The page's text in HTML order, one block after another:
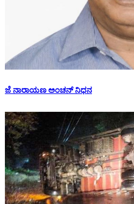
ಜೆ ನಾರಾಯಣ ಅಂಚನ್ ನಿಧನ